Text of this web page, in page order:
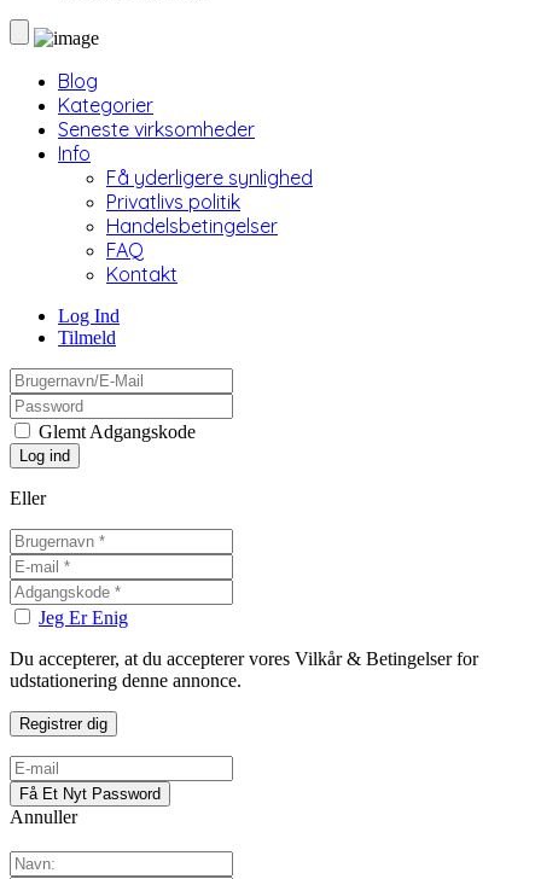
Blog
Kategorier
Seneste virksomheder
Info
Få yderligere synlighed
Privatlivs politik
Handelsbetingelser
FAQ
Kontakt
Log Ind
Tilmeld
Glemt Adgangskode
Eller
Jeg Er Enig
Du accepterer, at du accepterer vores Vilkår & Betingelser for
udstationering denne annonce.
Annuller